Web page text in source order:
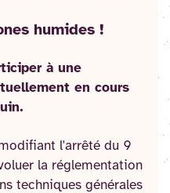
humides !
à une
en cours
l'arrêté du 9
la réglementation
techniques générales